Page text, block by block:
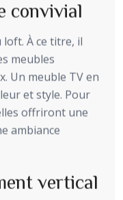
convivial
À ce titre, il
meubles
Un meuble TV en
et style. Pour
offriront une
ambiance
vertical